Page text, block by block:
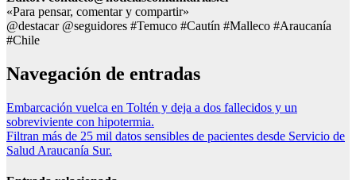
«Para pensar, comentar y compartir»
@destacar @seguidores #Temuco #Cautín #Malleco #Araucanía
#Chile
Navegación de entradas
Embarcación vuelca en Toltén y deja a dos fallecidos y un
sobreviviente con hipotermia.
Filtran más de 25 mil datos sensibles de pacientes desde Servicio de
Salud Araucanía Sur.